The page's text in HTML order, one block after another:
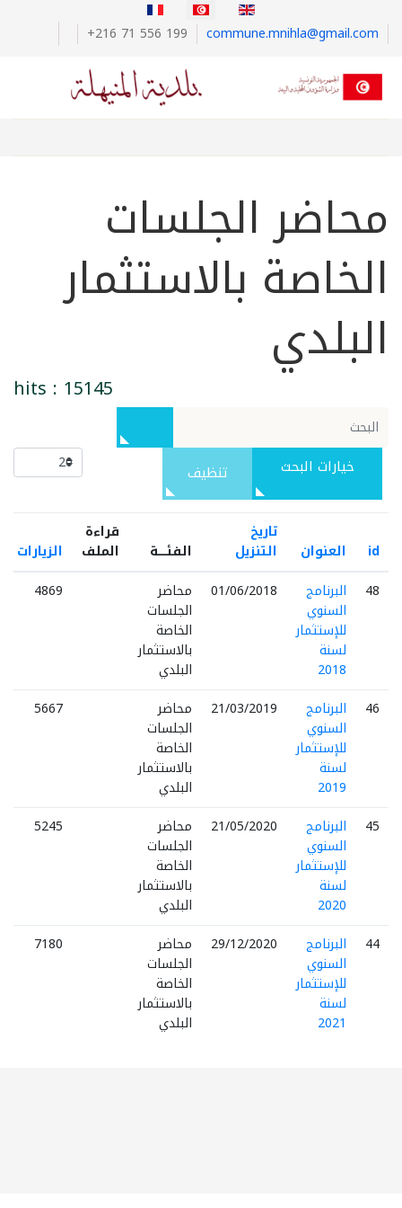
+216 71 556 199 commune.mnihla@gmail.com
محاضر الجلسات
الخاصة بالاستثمار
البلدي
hits : 15145
خيارات البحث تنظيف
id العنوان
تاريخ
التنزيل
الفئـــــة
قراءة
الملف
الزيارات
48
البرنامج
السنوي
للإستثمار
لسنة
2018
01/06/2018
محاضر
الجلسات
الخاصة
بالاستثمار
البلدي
4869
46
البرنامج
السنوي
للإستثمار
لسنة
2019
21/03/2019
محاضر
الجلسات
الخاصة
بالاستثمار
البلدي
5667
45
البرنامج
السنوي
للإستثمار
لسنة
2020
21/05/2020
محاضر
الجلسات
الخاصة
بالاستثمار
البلدي
5245
44
البرنامج
السنوي
للإستثمار
لسنة
2021
29/12/2020
محاضر
الجلسات
الخاصة
بالاستثمار
البلدي
7180